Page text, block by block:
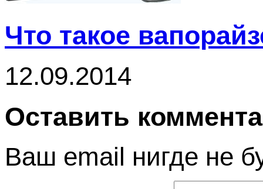
Что такое
12.09.2014
Оставить
Ваш email нигде не